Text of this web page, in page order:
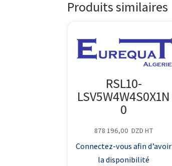
Produits similaires
RSL10-
LSV5W4W4S0X1N
0
878 196,00 DZD HT
Connectez-vous afin d’avoir
la disponibilité